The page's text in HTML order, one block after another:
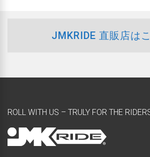
JMKRIDE 直販店は
ROLL WITH US – TRULY FOR THE